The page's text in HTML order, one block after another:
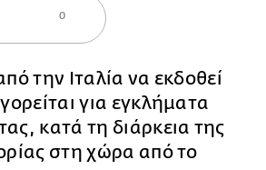
0
την Ιταλία να εκδοθεί
για εγκλήματα
κατά τη διάρκεια της
στη χώρα από το